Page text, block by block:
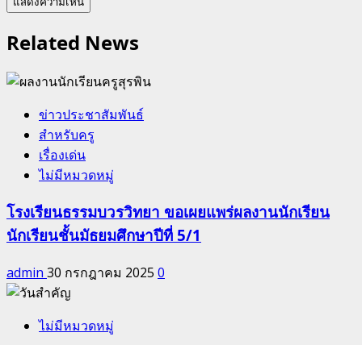
Related News
ข่าวประชาสัมพันธ์
สำหรับครู
เรื่องเด่น
ไม่มีหมวดหมู่
โรงเรียนธรรมบวรวิทยา ขอเผยแพร่ผลงานนักเรียน
นักเรียนชั้นมัธยมศึกษาปีที่ 5/1
admin 30 กรกฎาคม 2025 0
ไม่มีหมวดหมู่